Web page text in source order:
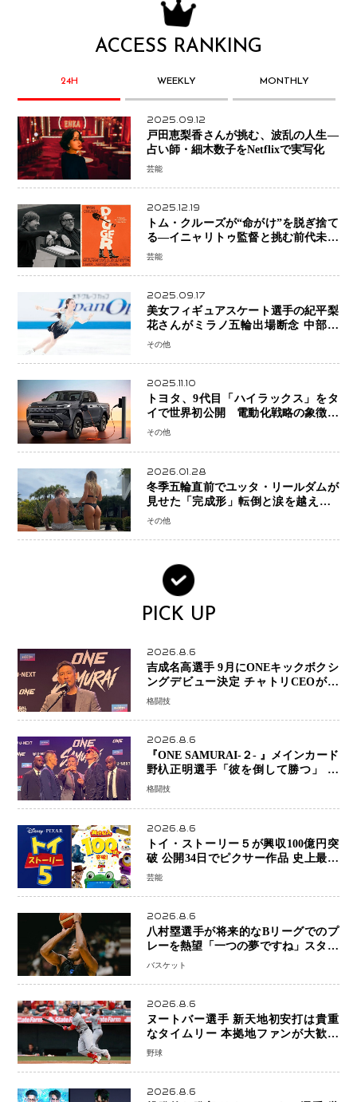
ACCESS RANKING
24H WEEKLY MONTHLY
2025.09.12
戸田恵梨香さんが挑む、波乱の人生―
占い師・細木数子をNetflixで実写化
芸能
2025.12.19
トム・クルーズが“命がけ”を脱ぎ捨て
る―イニャリトゥ監督と挑む前代未聞
の大惨事コメディ「DIGGER ディガ
芸能
2025.09.17
美女フィギュアスケート選手の紀平梨
花さんがミラノ五輪出場断念 中部選
手権欠場を発表「安全最優先の判断」
その他
2025.11.10
トヨタ、9代目「ハイラックス」をタ
イで世界初公開 電動化戦略の象徴と
なるBEVモデルを初設定
その他
2026.01.28
冬季五輪直前でユッタ・リールダムが
見せた「完成形」転倒と涙を越えて─
ミラノで金を狙うオランダ女王の現在
その他
PICK UP
2026.8.6
吉成名高選手 9月にONEキックボクシ
ングデビュー決定 チャトリCEOがサ
プライズ発表 2カ月連続参戦へ
格闘技
2026.8.6
『ONE SAMURAI-２- 』メインカード
野杁正明選手「彼を倒して勝つ」 リ
ウ・メンヤンとの因縁に決着へ 再起
初戦
格闘技
2026.8.6
トイ・ストーリー５が興収100億円突
破 公開34日でピクサー作品 史上最速
日本歴代シリーズ最高更新も目前
芸能
2026.8.6
八村塁選手が将来的なBリーグでのプ
レーを熱望「一つの夢ですね」スター
帰還がリーグ価値を押し上げる可能性
バスケット
2026.8.6
ヌートバー選手 新天地初安打は貴重
なタイムリー 本拠地ファンが大歓声
笑顔で歓喜
野球
2026.8.6